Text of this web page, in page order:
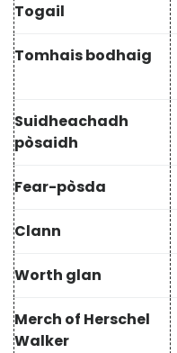
Togail
Tomhais bodhaig
Suidheachadh
pòsaidh
Fear-pòsda
Clann
Worth glan
Merch of Herschel
Walker